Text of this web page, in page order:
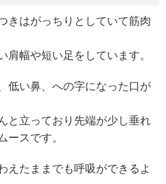
きはがっちりとしていて筋肉
肩幅や短い足をしています。
低い鼻、への字になった口が
と立っており先端が少し垂れ
ースです。
えたままでも呼吸ができるよ